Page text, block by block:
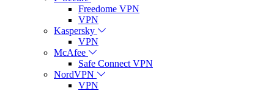
Freedome VPN
VPN
Kaspersky
VPN
McAfee
Safe Connect VPN
NordVPN
VPN